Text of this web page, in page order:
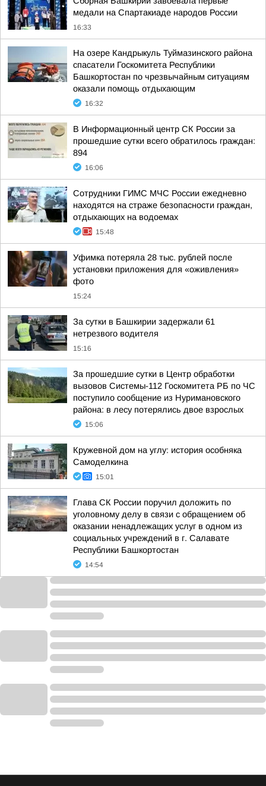
медали на Спартакиаде народов России
16:33
На озере Кандрыкуль Туймазинского района
спасатели Госкомитета Республики
Башкортостан по чрезвычайным ситуациям
оказали помощь отдыхающим
16:32
В Информационный центр СК России за
прошедшие сутки всего обратилось граждан:
894
16:06
Сотрудники ГИМС МЧС России ежедневно
находятся на страже безопасности граждан,
отдыхающих на водоемах
15:48
Уфимка потеряла 28 тыс. рублей после
установки приложения для «оживления»
фото
15:24
За сутки в Башкирии задержали 61
нетрезвого водителя
15:16
За прошедшие сутки в Центр обработки
вызовов Системы-112 Госкомитета РБ по ЧС
поступило сообщение из Нуримановского
района: в лесу потерялись двое взрослых
15:06
Кружевной дом на углу: история особняка
Самоделкина
15:01
Глава СК России поручил доложить по
уголовному делу в связи с обращением об
оказании ненадлежащих услуг в одном из
социальных учреждений в г. Салавате
Республики Башкортостан
14:54